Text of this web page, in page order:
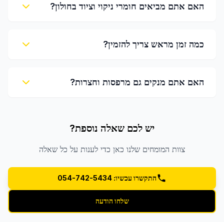
האם אתם מביאים חומרי ניקוי וציוד בחולון?
כמה זמן מראש צריך להזמין?
האם אתם מנקים גם מרפסות וחצרות?
יש לכם שאלה נוספת?
צוות המומחים שלנו כאן כדי לענות על כל שאלה
התקשרו עכשיו: 054-742-5434
שלחו הודעה